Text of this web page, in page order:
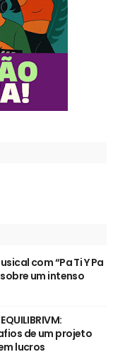
com “Pa Ti Y Pa
um intenso
de um projeto
lucros